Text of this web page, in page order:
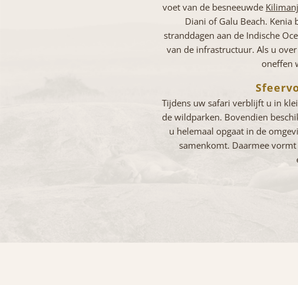
voet van de besneeuwde
Diani of Galu Beach.
stranddagen aan de Indische
van de infrastructuur. Als u
oneffen
Tijdens uw safari verblijft u in
de wildparken. Bovendien
u helemaal opgaat in de
samenkomt. Daarmee